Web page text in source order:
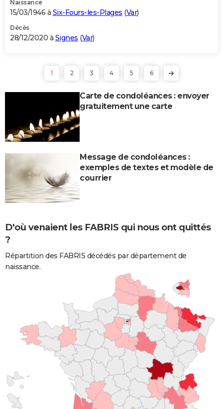
Naissance
15/03/1946 à Six-Fours-les-Plages (Var)
Décès
28/12/2020 à Signes (Var)
1 2 3 4 5 6
Carte de condoléances : envoyer
gratuitement une carte
Message de condoléances :
exemples de textes et modèle de
courrier
D'où venaient les FABRIS qui nous ont quittés
?
Répartition des FABRIS décédés par département de
naissance.